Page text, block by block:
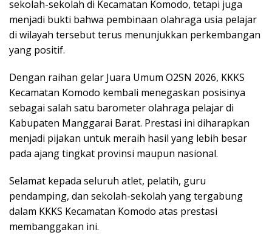
sekolah-sekolah di Kecamatan Komodo, tetapi juga
menjadi bukti bahwa pembinaan olahraga usia pelajar
di wilayah tersebut terus menunjukkan perkembangan
yang positif.
Dengan raihan gelar Juara Umum O2SN 2026, KKKS
Kecamatan Komodo kembali menegaskan posisinya
sebagai salah satu barometer olahraga pelajar di
Kabupaten Manggarai Barat. Prestasi ini diharapkan
menjadi pijakan untuk meraih hasil yang lebih besar
pada ajang tingkat provinsi maupun nasional.
Selamat kepada seluruh atlet, pelatih, guru
pendamping, dan sekolah-sekolah yang tergabung
dalam KKKS Kecamatan Komodo atas prestasi
membanggakan ini.